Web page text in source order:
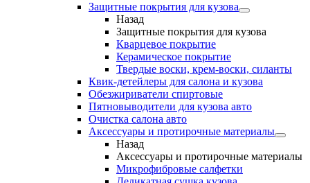
Защитные покрытия для кузова
Назад
Защитные покрытия для кузова
Кварцевое покрытие
Керамическое покрытие
Твердые воски, крем-воски, силанты
Квик-детейлеры для салона и кузова
Обезжириватели спиртовые
Пятновыводители для кузова авто
Очистка салона авто
Аксессуары и протирочные материалы
Назад
Аксессуары и протирочные материалы
Микрофибровые салфетки